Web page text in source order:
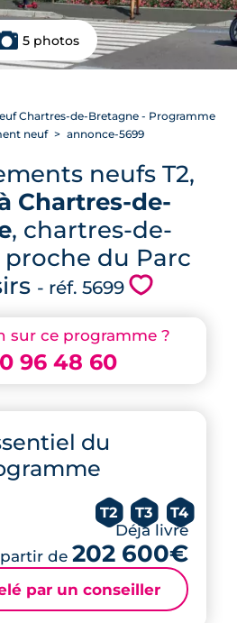
5 photos
sur ce programme ?
96 48 60
du
T2 T3 T4
Déjà livré
de 202 600€
par un conseiller
Chartres-de-Bretagne - Programme
neuf
annonce-5699
neufs T2,
Chartres-de-
, chartres-de-
du Parc
- réf. 5699 💗